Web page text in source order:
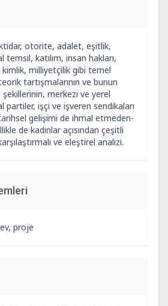
otorite, adalet, eşitlik,
temsil, katılım, insan hakları,
kimlik, milliyetçilik gibi temel
tartışmalarının ve bunun
merkezi ve yerel
partiler, işçi ve işveren sendikaları
gelişimi de ihmal etmeden-
de kadınlar açısından çeşitli
ve eleştirel analizi.
proje